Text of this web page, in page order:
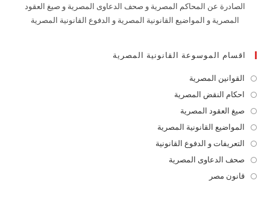
الصادرة عن المحاكم المصرية و صحف الدعاوى المصرية و صيغ العقود
المصرية و المواضيع القانونية المصرية و الدفوع القانونية المصرية
اقسام الموسوعة القانونية المصرية
القوانين المصرية
in
a
new
tab
احكام النقض المصرية
a
new
صيغ العقود المصرية
in
a
new
المواضيع القانونية المصرية
inالتعريفات و الدفوع القانونية
صحف الدعاوى المصرية
قانون مصر